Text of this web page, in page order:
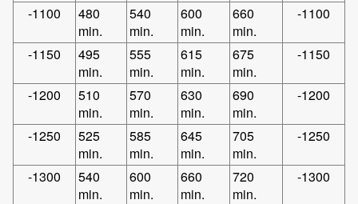
-1100
480
min.
540
min.
600
min.
660
min.
-1100
-1150
495
min.
555
min.
615
min.
675
min.
-1150
-1200
510
min.
570
min.
630
min.
690
min.
-1200
-1250
525
min.
585
min.
645
min.
705
min.
-1250
-1300
540
min.
600
min.
660
min.
720
min.
-1300